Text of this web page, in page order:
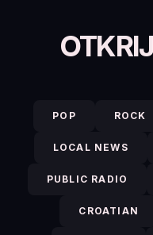
POP ROCK
LOCAL NEWS
PUBLIC RADIO
CROATIAN